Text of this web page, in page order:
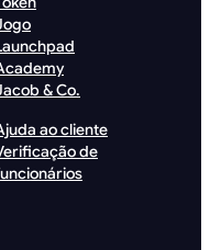
& Co.
ao cliente
de